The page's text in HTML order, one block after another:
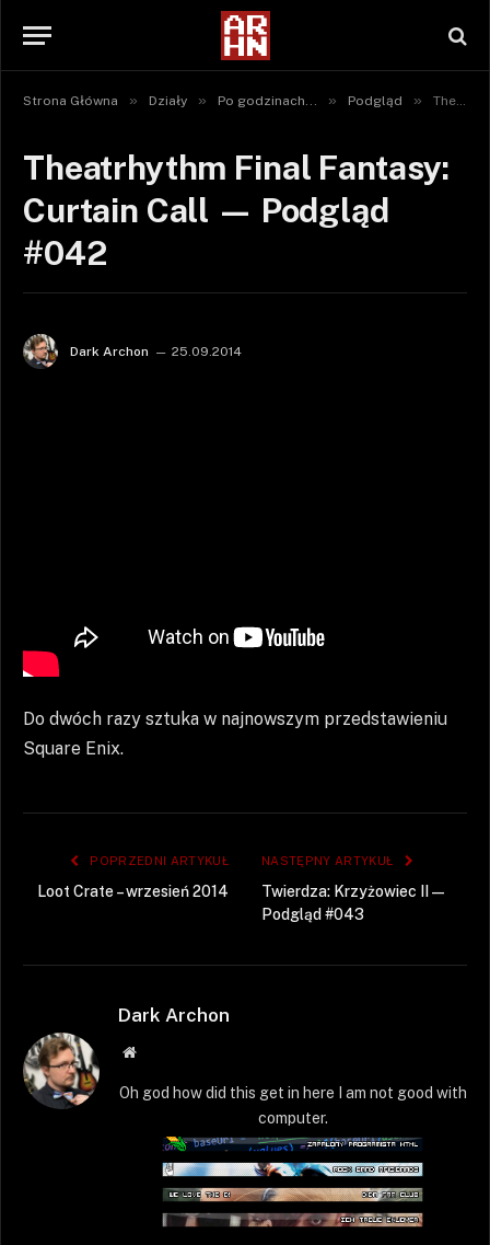
Strona Główna » Działy » Po godzinach... » Podgląd » Theatrhythm Final Fantasy: Curtain Call — Podgląd #042
Theatrhythm Final Fantasy:
Curtain Call — Podgląd
#042
Dark Archon 25.09.2014
Do dwóch razy sztuka w najnowszym przedstawieniu
Square Enix.
POPRZEDNI ARTYKUŁ
Loot Crate – wrzesień 2014
NASTĘPNY ARTYKUŁ
Twierdza: Krzyżowiec II —
Podgląd #043
Dark Archon
Strona
Oh god how did this get in here I am not good with
computer.